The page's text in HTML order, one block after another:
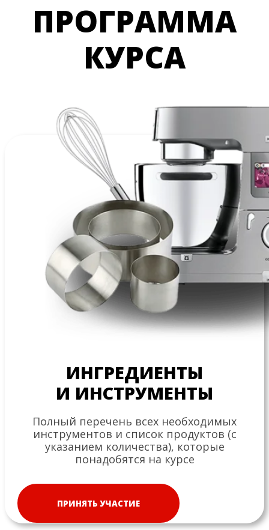
ПРОГРАММА
КУРСА
ИНГРЕДИЕНТЫ
И ИНСТРУМЕНТЫ
Полный перечень всех необходимых
инструментов и список продуктов (с
указанием количества), которые
понадобятся на курсе
ПРИНЯТЬ УЧАСТИЕ